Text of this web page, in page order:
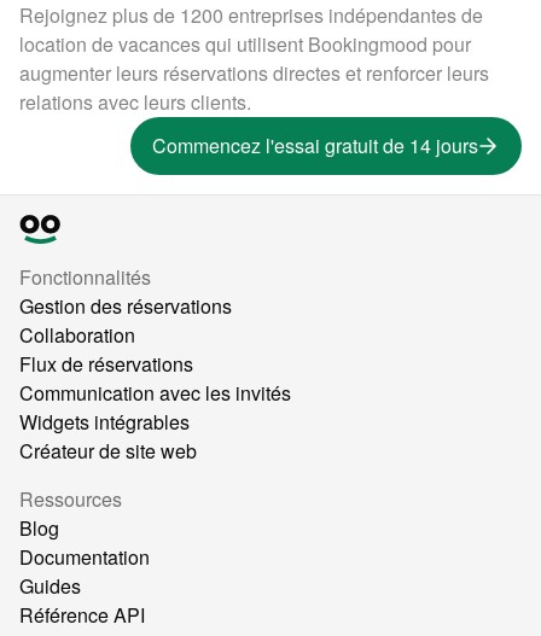
Rejoignez plus de 1200 entreprises indépendantes de
location de vacances qui utilisent Bookingmood pour
augmenter leurs réservations directes et renforcer leurs
relations avec leurs clients.
Commencez l'essai gratuit de 14 jours
Fonctionnalités
Gestion des réservations
Collaboration
Flux de réservations
Communication avec les invités
Widgets intégrables
Créateur de site web
Ressources
Blog
Documentation
Guides
Référence API